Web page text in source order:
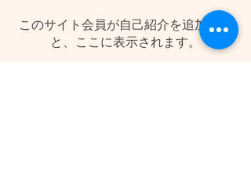
このサイト会員が自己紹介を追加する
と、ここに表示されます。